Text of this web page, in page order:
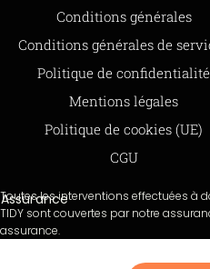
Offre de parrainage 50-50
FAQ
BLOG
Conditions générales
Conditions générales de
Politique de confidentialité
Mentions légales
Politique de cookies (UE)
CGU
165 Avenue de Bretagne
59000 LILLE
979 480 886 RCS LILLE Métropole
Moyens de paiements
Assurance
Toutes les interventions effectuées à
TIDY sont couvertes par notre
assurance.